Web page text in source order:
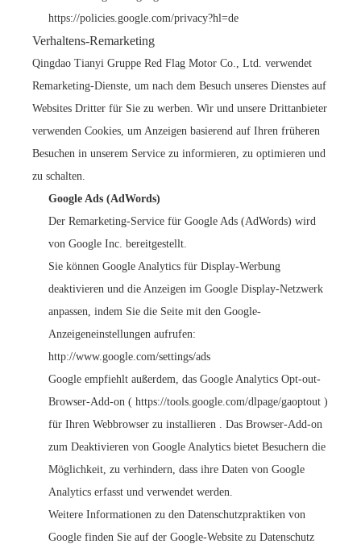
https://policies.google.com/privacy?hl=de
Verhaltens-Remarketing
Qingdao Tianyi Gruppe Red Flag Motor Co., Ltd. verwendet
Remarketing-Dienste, um nach dem Besuch unseres Dienstes auf
Websites Dritter für Sie zu werben. Wir und unsere Drittanbieter
verwenden Cookies, um Anzeigen basierend auf Ihren früheren
Besuchen in unserem Service zu informieren, zu optimieren und
zu schalten.
Google Ads (AdWords)
Der Remarketing-Service für Google Ads (AdWords) wird
von Google Inc. bereitgestellt.
Sie können Google Analytics für Display-Werbung
deaktivieren und die Anzeigen im Google Display-Netzwerk
anpassen, indem Sie die Seite mit den Google-
Anzeigeneinstellungen aufrufen:
http://www.google.com/settings/ads
Google empfiehlt außerdem, das Google Analytics Opt-out-
Browser-Add-on ( https://tools.google.com/dlpage/gaoptout )
für Ihren Webbrowser zu installieren . Das Browser-Add-on
zum Deaktivieren von Google Analytics bietet Besuchern die
Möglichkeit, zu verhindern, dass ihre Daten von Google
Analytics erfasst und verwendet werden.
Weitere Informationen zu den Datenschutzpraktiken von
Google finden Sie auf der Google-Website zu Datenschutz